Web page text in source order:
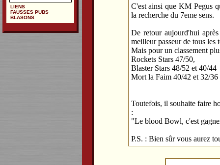
C'est ainsi que KM Pegus
la recherche du 7eme sens.
De retour aujourd'hui
meilleur passeur de tous les
Mais pour un classement
Rockets Stars 47/50,
Blaster Stars 48/52 et 40/44
Mort la Faim 40/42 et 32/36
Toutefois, il souhaite faire
:
"Le blood Bowl, c'est
P.S. : Bien sûr vous aurez
LIENS
FAUSSES PUBS
BLASONS